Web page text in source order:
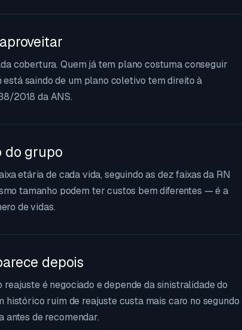
cobertura. Quem já tem plano costuma conseguir
saindo de um plano coletivo tem direito à
2018 da ANS.
do grupo
etária de cada vida, seguindo as dez faixas da RN
tamanho podem ter custos bem diferentes — é a
de vidas.
depois
é negociado e depende da sinistralidade do
histórico ruim de reajuste custa mais caro no segundo
antes de recomendar.